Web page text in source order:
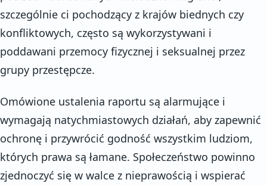
szczególnie ci pochodzący z krajów biednych czy
konfliktowych, często są wykorzystywani i
poddawani przemocy fizycznej i seksualnej przez
grupy przestępcze.
Omówione ustalenia raportu są alarmujące i
wymagają natychmiastowych działań, aby zapewnić
ochronę i przywrócić godność wszystkim ludziom,
których prawa są łamane. Społeczeństwo powinno
zjednoczyć się w walce z nieprawością i wspierać